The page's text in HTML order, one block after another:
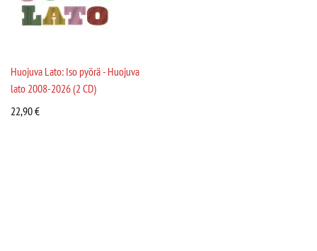
Huojuva Lato: Iso pyörä - Huojuva
lato 2008-2026 (2 CD)
22,90€